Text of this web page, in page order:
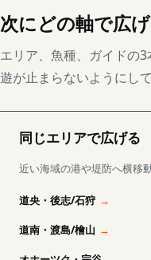
次にどの軸で広
エリア、魚種、ガイドの
遊が止まらないようにして
同じエリアで広げる
近い海域の港や堤防へ横移
道央・後志/石狩
道南・渡島/檜山